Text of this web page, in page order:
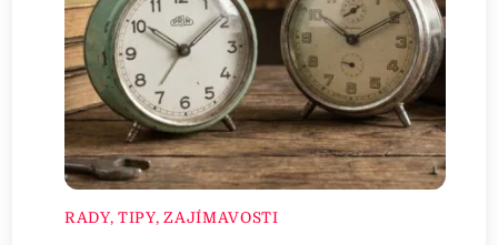
RADY, TIPY, ZAJÍMAVOSTI